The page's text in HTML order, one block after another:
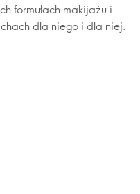
formułach makijażu i
dla niego i dla niej.